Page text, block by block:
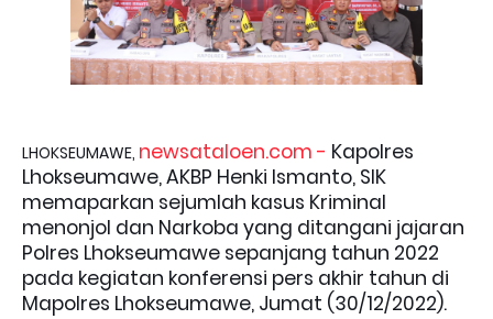
LHOKSEUMAWE, newsataloen.com - Kapolres
Lhokseumawe, AKBP Henki Ismanto, SIK
memaparkan sejumlah kasus Kriminal
menonjol dan Narkoba yang ditangani jajaran
Polres Lhokseumawe sepanjang tahun 2022
pada kegiatan konferensi pers akhir tahun di
Mapolres Lhokseumawe, Jumat (30/12/2022).